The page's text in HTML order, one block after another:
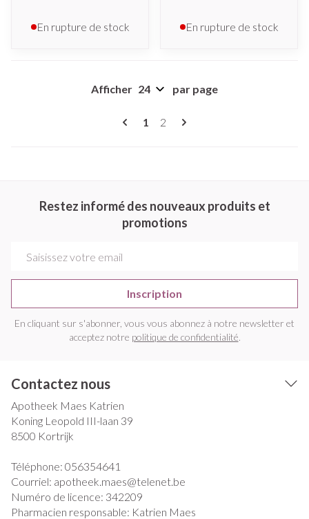
En rupture de stock En rupture de stock
Pages
Vous lisez actuellement la page
1 Page
2
Afficher par page
Restez informé des nouveaux produits et
promotions
Inscription
En cliquant sur s'abonner, vous vous abonnez à notre newsletter et
acceptez notre politique de confidentialité.
Contactez nous
Apotheek Maes Katrien
Koning Leopold III-laan 39
8500 Kortrijk
Téléphone: 056354641
Courriel: apotheek.maes@telenet.be
Numéro de licence: 342209
Pharmacien responsable: Katrien Maes